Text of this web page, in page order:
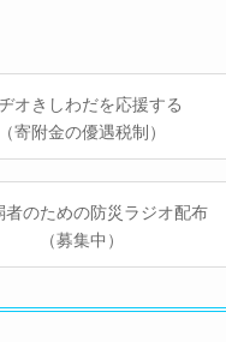
オきしわだを応援する
寄附金の優遇税制）
者のための防災ラジオ配布
（募集中）